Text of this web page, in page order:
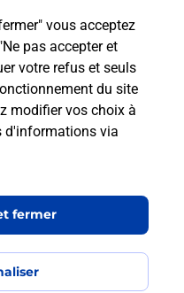
vous acceptez
pas accepter et
votre refus et seuls
du site
modifier vos choix à
d'informations via
fermer